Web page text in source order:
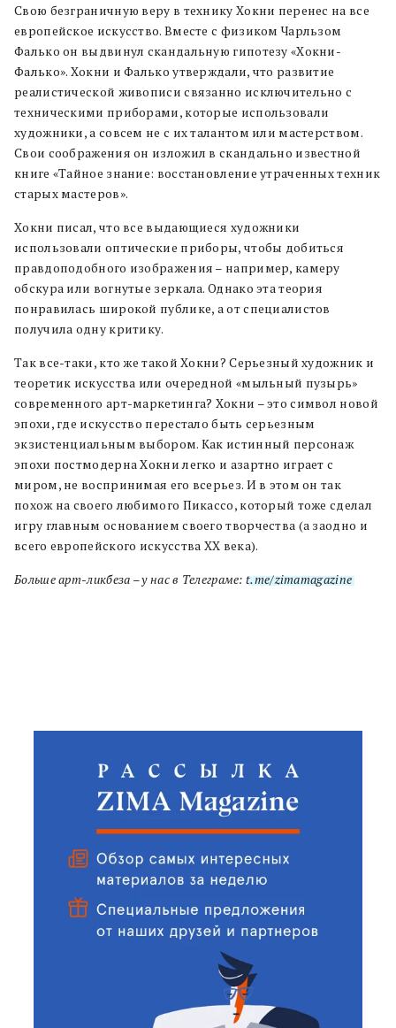
Свою безграничную веру в технику Хокни перенес на все
европейское искусство. Вместе с физиком Чарльзом
Фалько он выдвинул скандальную гипотезу «Хокни-
Фалько». Хокни и Фалько утверждали, что развитие
реалистической живописи связанно исключительно с
техническими приборами, которые использовали
художники, а совсем не с их талантом или мастерством.
Свои соображения он изложил в скандально известной
книге «Тайное знание: восстановление утраченных техник
старых мастеров».
Хокни писал, что все выдающиеся художники
использовали оптические приборы, чтобы добиться
правдоподобного изображения – например, камеру
обскура или вогнутые зеркала. Однако эта теория
понравилась широкой публике, а от специалистов
получила одну критику.
Так все-таки, кто же такой Хокни? Серьезный художник и
теоретик искусства или очередной «мыльный пузырь»
современного арт-маркетинга? Хокни – это символ новой
эпохи, где искусство перестало быть серьезным
экзистенциальным выбором. Как истинный персонаж
эпохи постмодерна Хокни легко и азартно играет с
миром, не воспринимая его всерьез. И в этом он так
похож на своего любимого Пикассо, который тоже сделал
игру главным основанием своего творчества (а заодно и
всего европейского искусства ХХ века).
Больше арт-ликбеза – у нас в Телеграме: t.me/zimamagazine